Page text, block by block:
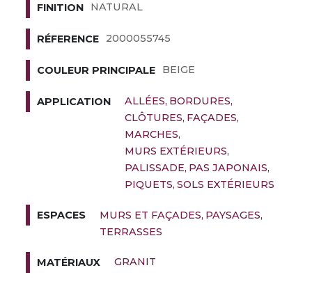
FINITION NATURAL
RÉFERENCE 2000055745
COULEUR PRINCIPALE BEIGE
APPLICATION ALLÉES BORDURES
CLÔTURES FAÇADES
MARCHES
MURS EXTÉRIEURS
PALISSADE PAS JAPONAIS
PIQUETS SOLS EXTÉRIEURS
ESPACES MURS ET FAÇADES PAYSAGES
TERRASSES
MATÉRIAUX GRANIT